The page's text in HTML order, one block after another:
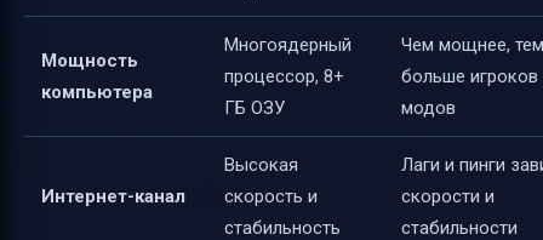
Мощность
компьютера
Многоядерный
процессор, 8+
ГБ ОЗУ
Чем мощнее, тем
больше игроков
модов
Интернет-канал
Высокая
скорость и
стабильность
Лаги и пинги
скорости и
стабильности